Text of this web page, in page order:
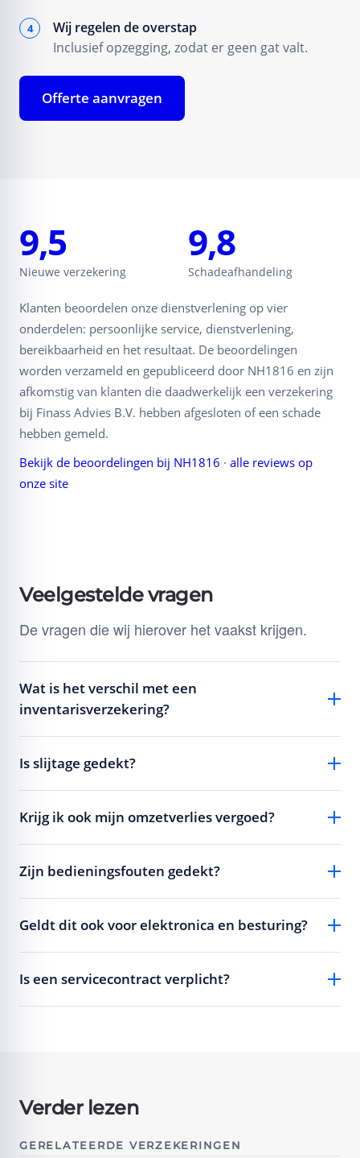
Wij regelen de overstap
Inclusief opzegging, zodat er geen gat valt.
Offerte aanvragen
9,5
Nieuwe verzekering
9,8
Schadeafhandeling
Klanten beoordelen onze dienstverlening op vier
onderdelen: persoonlijke service, dienstverlening,
bereikbaarheid en het resultaat. De beoordelingen
worden verzameld en gepubliceerd door NH1816 en zijn
afkomstig van klanten die daadwerkelijk een verzekering
bij Finass Advies B.V. hebben afgesloten of een schade
hebben gemeld.
Bekijk de beoordelingen bij NH1816 · alle reviews op
onze site
Veelgestelde vragen
De vragen die wij hierover het vaakst krijgen.
Wat is het verschil met een
inventarisverzekering?
Is slijtage gedekt?
Krijg ik ook mijn omzetverlies vergoed?
Zijn bedieningsfouten gedekt?
Geldt dit ook voor elektronica en besturing?
Is een servicecontract verplicht?
Verder lezen
GERELATEERDE VERZEKERINGEN